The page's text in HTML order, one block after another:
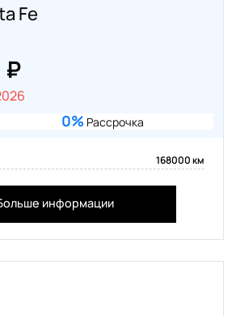
Fe
₽
0% Рассрочка
168000 км
информации